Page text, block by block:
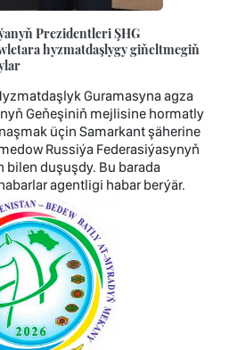
Prezidentleri ŞHG
hyzmatdaşlygy giňeltmegiň
Guramasyna agza
Geňeşiniň mejlisine hormatly
üçin Samarkant şäherine
Russiýa Federasiýasynyň
bilen duşuşdy. Bu barada
agentligi habar berýär.